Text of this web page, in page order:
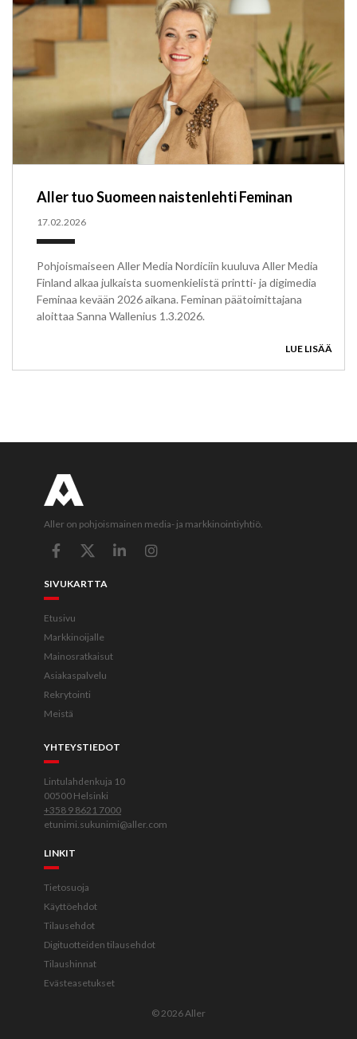
Aller tuo Suomeen naistenlehti Feminan
17.02.2026
Pohjoismaiseen Aller Media Nordiciin kuuluva Aller Media
Finland alkaa julkaista suomenkielistä printti- ja digimedia
Feminaa kevään 2026 aikana. Feminan päätoimittajana
aloittaa Sanna Wallenius 1.3.2026.
LUE LISÄÄ
Aller on pohjoismainen media- ja markkinointiyhtiö.
SIVUKARTTA
Etusivu
Markkinoijalle
Mainosratkaisut
Asiakaspalvelu
Rekrytointi
Meistä
YHTEYSTIEDOT
Lintulahdenkuja 10
00500 Helsinki
+358 9 8621 7000
etunimi.sukunimi@aller.com
LINKIT
Tietosuoja
Käyttöehdot
Tilausehdot
Digituotteiden tilausehdot
Tilaushinnat
Evästeasetukset
© 2026 Aller